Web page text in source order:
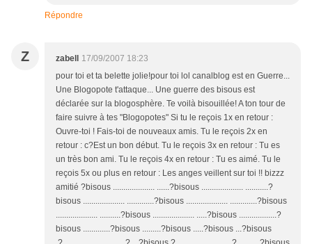
Répondre
Z zabell
17/09/2007 18:23
pour toi et ta belette jolie!pour toi lol canalblog est en Guerre...
Une Blogopote t'attaque... Une guerre des bisous est
déclarée sur la blogosphère. Te voilà bisouillée! A ton tour de
faire suivre à tes "Blogopotes" Si tu le reçois 1x en retour :
Ouvre-toi ! Fais-toi de nouveaux amis. Tu le reçois 2x en
retour : c?Est un bon début. Tu le reçois 3x en retour : Tu es
un très bon ami. Tu le reçois 4x en retour : Tu es aimé. Tu le
reçois 5x ou plus en retour : Les anges veillent sur toi !! bizzz
amitié ?bisous .................... ......?bisous .................... ...........?
bisous .................... .............?bisous .................... .............?bisous
.................... ..........?bisous .................... .....?bisous ..................?
bisous .............?bisous .........?bisous .....?bisous ...?bisous